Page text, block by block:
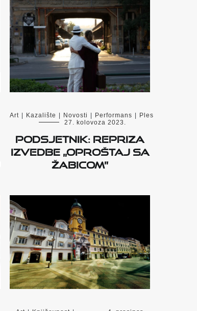
Art Kazalište Novosti Performans
Ples
27. kolovoza 2023.
Podsjetnik: Repriza
izvedbe „Oproštaj sa
Žabicom”